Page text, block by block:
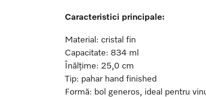
Caracteristici principale:
Material: cristal fin
Capacitate: 834 ml
Înălțime: 25,0 cm
Tip: pahar hand finished
Formă: bol generos, ideal pentru